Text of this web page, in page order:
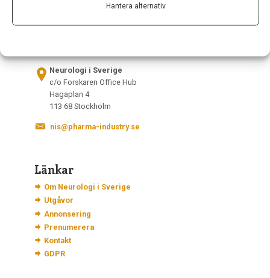
Hantera alternativ
Neurologi i Sverige
c/o Forskaren Office Hub
Hagaplan 4
113 68 Stockholm
nis@pharma-industry.se
Länkar
Om Neurologi i Sverige
Utgåvor
Annonsering
Prenumerera
Kontakt
GDPR